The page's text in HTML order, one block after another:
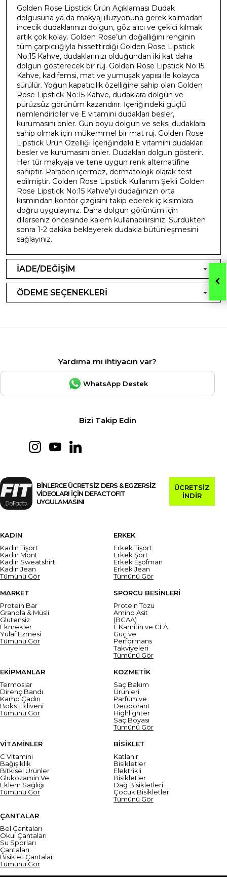
Golden Rose Lipstick Ürün Açıklaması Dudak
dolgusuna ya da makyaj illüzyonuna gerek kalmadan
incecik dudaklarınızı dolgun, göz alıcı ve çekici kılmak
artık çok kolay. Golden Rose’un doğallığını renginin
tüm çarpıcılığıyla hissettirdiği Golden Rose Lipstick
No:15 Kahve, dudaklarınızı olduğundan iki kat daha
dolgun gösterecek bir ruj. Golden Rose Lipstick No:15
Kahve, kadifemsi, mat ve yumuşak yapısı ile kolayca
sürülür. Yoğun kapatıcılık özelliğine sahip olan Golden
Rose Lipstick No:15 Kahve, dudaklara dolgun ve
pürüzsüz görünüm kazandırır. İçeriğindeki güçlü
nemlendiriciler ve E vitamini dudakları besler,
kurumasını önler. Gün boyu dolgun ve seksi dudaklara
sahip olmak için mükemmel bir mat ruj. Golden Rose
Lipstick Ürün Özelliği İçeriğindeki E vitamini dudakları
besler ve kurumasını önler. Dudakları dolgun gösterir.
Her tür makyaja ve tene uygun renk alternatifine
sahiptir. Paraben içermez, dermatolojik olarak test
edilmiştir. Golden Rose Lipstick Kullanım Şekli Golden
Rose Lipstick No:15 Kahve'yi dudağınızın orta
kısmından kontör çizgisini takip ederek iç kısımlara
doğru uygulayınız. Daha dolgun görünüm için
dilerseniz öncesinde kalem kullanabilirsiniz. Sürdükten
sonra 1-2 dakika bekleyerek dudakla bütünleşmesini
sağlayınız.
İADE/DEĞİŞİM
ÖDEME SEÇENEKLERİ
Yardıma mı ihtiyacın var?
WhatsApp Destek
Bizi Takip Edin
BİNLERCE ÜCRETSİZ DERS & EGZERSİZ
VİDEOLARI İÇİN DEFACTOFIT
UYGULAMASINI
ÜCRETSİZ
İNDİR
KADIN
Kadın Tişört
Kadın Mont
Kadın Sweatshirt
Kadın Jean
Tümünü Gör
ERKEK
Erkek Tişört
Erkek Şort
Erkek Eşofman
Erkek Jean
Tümünü Gör
MARKET
Protein Bar
Granola & Müsli
Glutensiz
Ekmekler
Yulaf Ezmesi
Tümünü Gör
SPORCU BESİNLERİ
Protein Tozu
Amino Asit
(BCAA)
L Karnitin ve CLA
Güç ve
Performans
Takviyeleri
Tümünü Gör
EKİPMANLAR
Termoslar
Direnç Bandı
Kamp Çadırı
Boks Eldiveni
Tümünü Gör
KOZMETİK
Saç Bakım
Ürünleri
Parfüm ve
Deodorant
Highlighter
Saç Boyası
Tümünü Gör
VİTAMİNLER
C Vitamini
Bağışıklık
Bitkisel Ürünler
Glukozamin Ve
Eklem Sağlığı
Tümünü Gör
BİSİKLET
Katlanır
Bisikletler
Elektrikli
Bisikletler
Dağ Bisikletleri
Çocuk Bisikletleri
Tümünü Gör
ÇANTALAR
Bel Çantaları
Okul Çantaları
Su Sporları
Çantaları
Bisiklet Çantaları
Tümünü Gör